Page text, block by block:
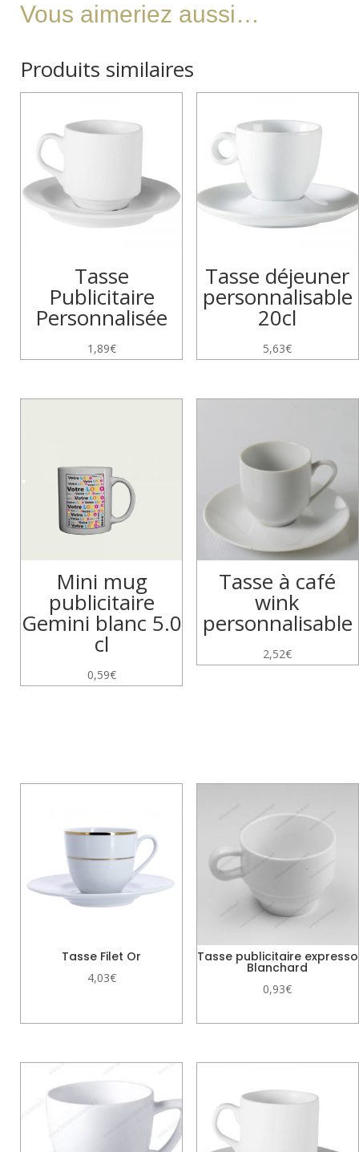
Vous aimeriez aussi…
Produits similaires
Tasse
Publicitaire
Personnalisée
1,89€
Tasse déjeuner
personnalisable
20cl
5,63€
Mini mug
publicitaire
Gemini blanc 5.0
cl
0,59€
Tasse à café
wink
personnalisable
2,52€
Tasse Filet Or
4,03€
Tasse publicitaire expresso
Blanchard
0,93€